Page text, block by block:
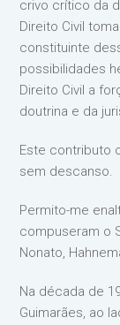
crivo crítico da
Direito Civil
constituinte
possibilidades
Direito Civil a
doutrina e da
Este contributo
sem descanso.
Permito-me
compuseram o
Nonato,
Na década de
Guimarães, ao